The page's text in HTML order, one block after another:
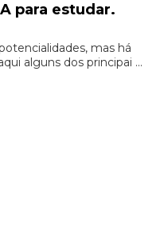
para estudar.
mas há
alguns dos principai ...